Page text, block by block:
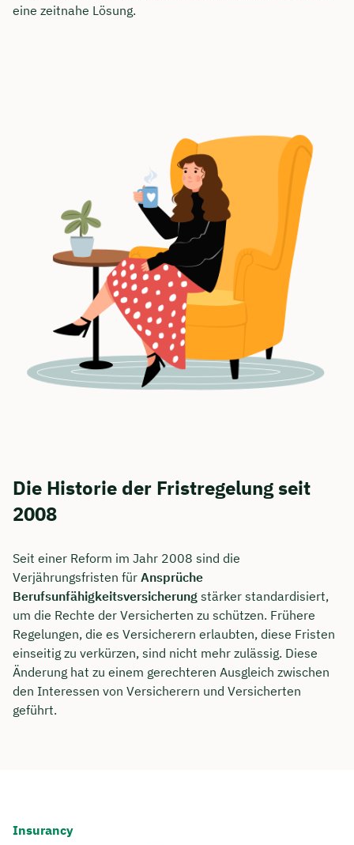
eine zeitnahe Lösung.
Die Historie der Fristregelung seit
2008
Seit einer Reform im Jahr 2008 sind die
Verjährungsfristen für Ansprüche
Berufsunfähigkeitsversicherung stärker standardisiert,
um die Rechte der Versicherten zu schützen. Frühere
Regelungen, die es Versicherern erlaubten, diese Fristen
einseitig zu verkürzen, sind nicht mehr zulässig. Diese
Änderung hat zu einem gerechteren Ausgleich zwischen
den Interessen von Versicherern und Versicherten
geführt.
Insurancy